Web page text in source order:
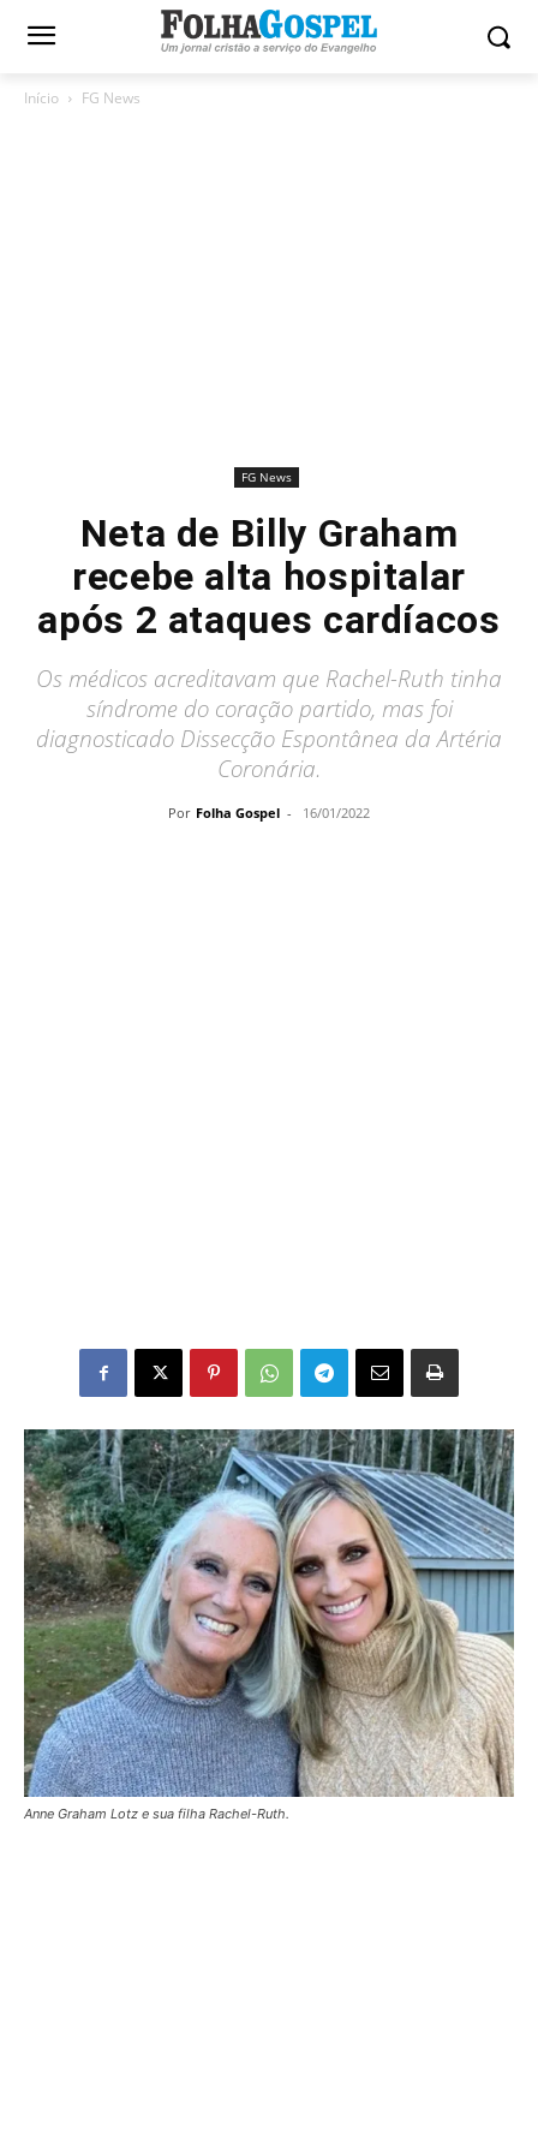
Início FG News
FG News
Neta de Billy Graham
recebe alta hospitalar
após 2 ataques cardíacos
Os médicos acreditavam que Rachel-Ruth tinha
síndrome do coração partido, mas foi
diagnosticado Dissecção Espontânea da Artéria
Coronária.
Por Folha Gospel - 16/01/2022
Anne Graham Lotz e sua filha Rachel-Ruth.